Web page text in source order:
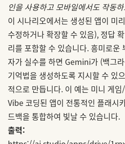
인을 사용하고 모바일에서도 작동
이 시나리오에서는 생성된 앱이 미
수정하거나 확장할 수 있음), 정답
리를 포함할 수 있습니다. 흥미로운
자가 실수를 하면 Gemini가 (백그
기억법을 생성하도록 지시할 수 있
적으로 만듭니다. 이 예는 미니 게
Vibe 코딩된 앱이 전통적인 플래시
드백을 통합하여 빛날 수 있습니다.
출력: